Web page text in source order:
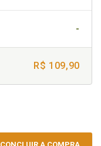
-
R$ 109,90